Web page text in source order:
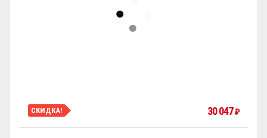
СКИДКА! 30 047₽